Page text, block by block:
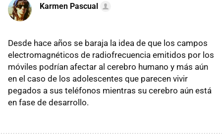
Karmen Pascual
Desde hace años se baraja la idea de que los campos
electromagnéticos de radiofrecuencia emitidos por los
móviles podrían afectar al cerebro humano y más aún
en el caso de los adolescentes que parecen vivir
pegados a sus teléfonos mientras su cerebro aún está
en fase de desarrollo.